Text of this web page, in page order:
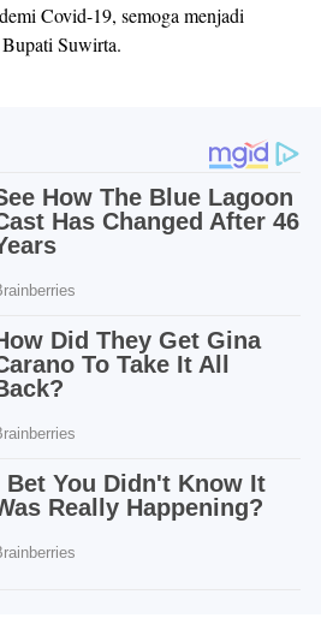
Covid-19, semoga menjadi
Suwirta.